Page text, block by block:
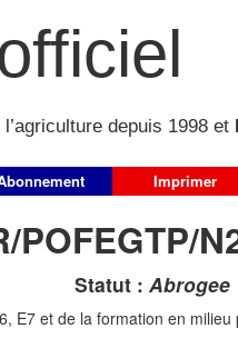
depuis 1998 et
Imprimer
POFEGTP/
Statut : Abrogee
E7 et de la formation en milieu